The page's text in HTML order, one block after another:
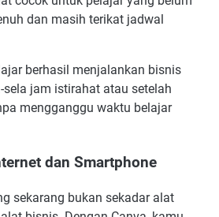
dan masih terikat jadwal
berhasil menjalankan bisnis
sela jam istirahat atau setelah
mengganggu waktu belajar
dan Smartphone
sekarang bukan sekadar alat